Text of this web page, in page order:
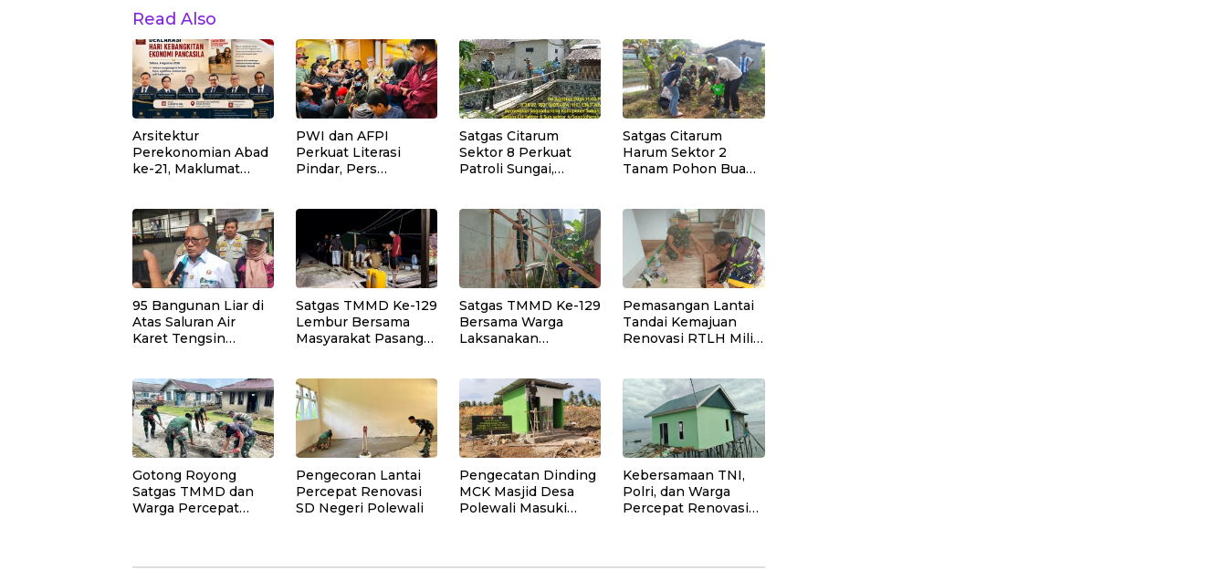
Read Also
Arsitektur
Perekonomian Abad
ke-21, Maklumat
Menuju Kedaulatan
Ekonomi
PWI dan AFPI
Perkuat Literasi
Pindar, Pers
Publik Lawan Pinjol
Ilegal
Satgas Citarum
Sektor 8 Perkuat
Patroli Sungai,
Masyarakat di
Wilayah Binaan
Satgas Citarum
Harum Sektor 2
Tanam Pohon Buah
Kristiyanto: Jaga
Lingkungan
Sekaligus
Tingkatkan Manfaat
Ekonomi Warga
95 Bangunan Liar di
Atas Saluran Air
Karet Tengsin
Normalisasi Drainase
Satgas TMMD Ke-129
Lembur Bersama
Masyarakat Pasang
Satgas TMMD Ke-129
Bersama Warga
Laksanakan
Bungku Selatan
Pemasangan Lantai
Tandai Kemajuan
Renovasi RTLH Milik
Gotong Royong
Satgas TMMD dan
Warga Percepat
Pengecoran Lantai
Percepat Renovasi
SD Negeri Polewali
Pengecatan Dinding
MCK Masjid Desa
Polewali Masuki
Kebersamaan TNI,
Polri, dan Warga
Percepat Renovasi